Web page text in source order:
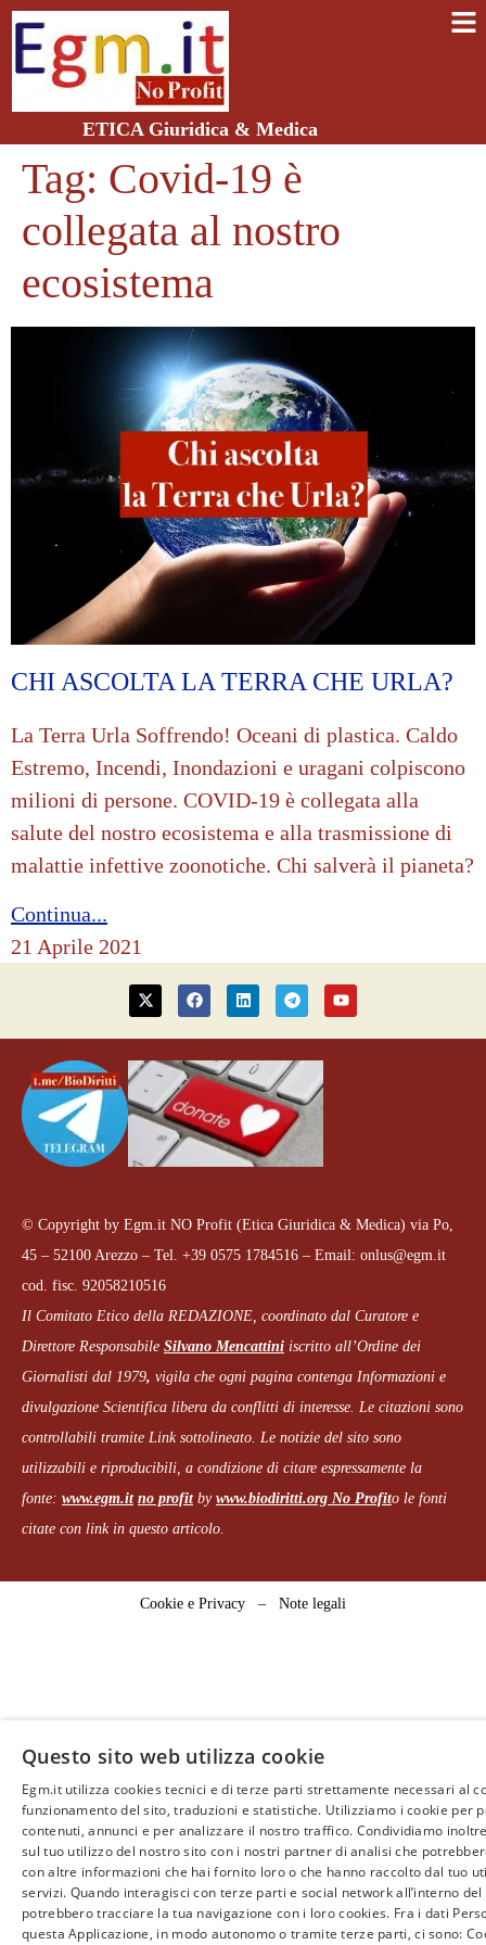
ETICA Giuridica & Medica
Tag: Covid-19 è
collegata al nostro
ecosistema
CHI ASCOLTA LA TERRA CHE URLA?
La Terra Urla Soffrendo! Oceani di plastica. Caldo
Estremo, Incendi, Inondazioni e uragani colpiscono
milioni di persone. COVID-19 è collegata alla
salute del nostro ecosistema e alla trasmissione di
malattie infettive zoonotiche. Chi salverà il pianeta?
Continua...
21 Aprile 2021
© Copyright by Egm.it NO Profit (Etica Giuridica & Medica) via Po,
45 – 52100 Arezzo – Tel. +39 0575 1784516 – Email: onlus@egm.it
cod. fisc. 92058210516
Il Comitato Etico della REDAZIONE, coordinato dal Curatore e
Direttore Responsabile Silvano Mencattini iscritto all’Ordine dei
Giornalisti dal 1979, vigila che ogni pagina contenga Informazioni e
divulgazione Scientifica libera da conflitti di interesse. Le citazioni sono
controllabili tramite Link sottolineato. Le notizie del sito sono
utilizzabili e riproducibili, a condizione di citare espressamente la
fonte: www.egm.it no profitby www.biodiritti.org No Profito le fonti
citate con link in questo articolo.
Cookie e Privacy – Note legali
Questo sito web utilizza cookie
Egm.it utilizza cookies tecnici e di terze parti strettamente necessari al
funzionamento del sito, traduzioni e statistiche. Utilizziamo i cookie per
contenuti, annunci e per analizzare il nostro traffico. Condividiamo
sul tuo utilizzo del nostro sito con i nostri partner di analisi che
con altre informazioni che hai fornito loro o che hanno raccolto dal tuo
servizi. Quando interagisci con terze parti e social network all’interno
potrebbero tracciare la tua navigazione con i loro cookies. Fra i dati
questa Applicazione, in modo autonomo o tramite terze parti, ci sono: